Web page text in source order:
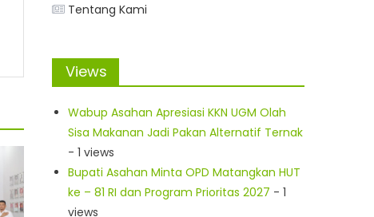
Tentang Kami
Views
Wabup Asahan Apresiasi KKN UGM Olah
Sisa Makanan Jadi Pakan Alternatif Ternak
- 1 views
Bupati Asahan Minta OPD Matangkan HUT
ke – 81 RI dan Program Prioritas 2027 - 1
views